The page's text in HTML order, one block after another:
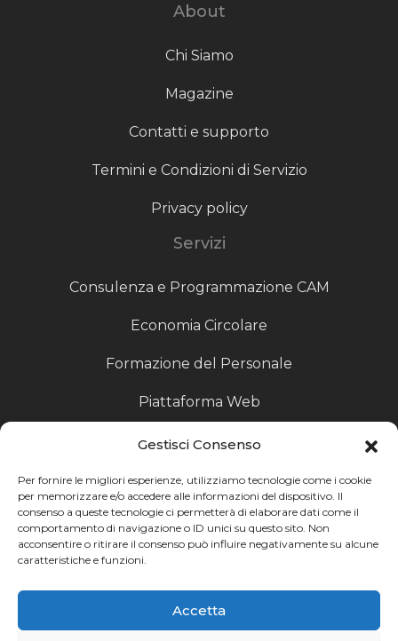
Gestisci Consenso
Per fornire le migliori esperienze, utilizziamo tecnologie come i cookie
per memorizzare e/o accedere alle informazioni del dispositivo. Il
consenso a queste tecnologie ci permetterà di elaborare dati come il
comportamento di navigazione o ID unici su questo sito. Non
acconsentire o ritirare il consenso può influire negativamente su alcune
caratteristiche e funzioni.
Accetta
About
Chi Siamo
Magazine
Contatti e supporto
Termini e Condizioni di Servizio
Privacy policy
Servizi
Consulenza e Programmazione CAM
Economia Circolare
Formazione del Personale
Piattaforma Web
Scouting fornitori
Produzione Particolari
Raccoglitori di Fine Linea
Ricerca
Ricerca avanzata
Catalogo fornitori